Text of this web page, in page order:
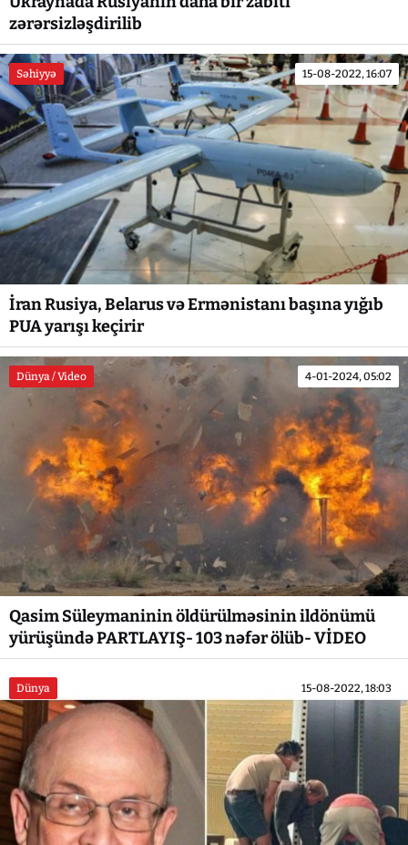
zərərsizləşdirilib
Səhiyyə 15-08-2022, 16:07
İran Rusiya, Belarus və Ermənistanı başına yığıb
PUA yarışı keçirir
Dünya / Video 4-01-2024, 05:02
Qasim Süleymaninin öldürülməsinin ildönümü
yürüşündə PARTLAYIŞ- 103 nəfər ölüb- VİDEO
Dünya 15-08-2022, 18:03